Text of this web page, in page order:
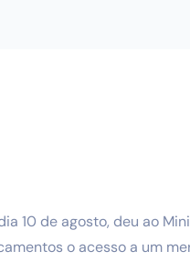
10 de agosto, deu ao
o acesso a um